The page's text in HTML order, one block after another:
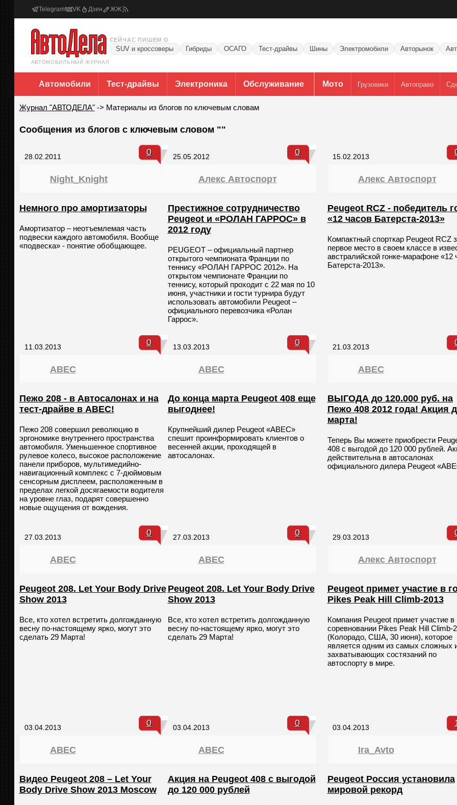
Telegram VK Дзен ЖЖ
АВТОМОБИЛЬНЫЙ ЖУРНАЛ
СЕЙЧАС ПИШЕМ О
SUV и кроссоверы Гибриды ОСАГО Тест-драйвы Шины Электромобили Авторынок
Автомобили Тест-драйвы Электроника Обслуживание Мото Грузовики Автоправо
Журнал "АВТОДЕЛА"-> Материалы из блогов по ключевым словам
Сообщения из блогов с ключевым словом ""
28.02.2011 0
Night_Knight
Немного про амортизаторы
Амортизатор – неотъемлемая часть
подвески каждого автомобиля. Вообще
«подвеска» - понятие обобщающее.
25.05.2012 0
Алекс Автоспорт
Престижное сотрудничество
Peugeot и «РОЛАН ГАРРОС» в
2012 году
PEUGEOT – официальный партнер
открытого чемпионата Франции по
теннису «РОЛАН ГАРРОС 2012». На
открытом чемпионате Франции по
теннису, который проходит с 22 мая по 10
июня, участники и гости турнира будут
использовать автомобили Peugeot –
официального перевозчика «Ролан
Гаррос».
15.02.2013
Алекс Автоспорт
Peugeot RCZ - победитель
«12 часов Батерста-2013»
Компактный спорткар Peugeot RCZ
первое место в своем классе в
австралийской гонке-марафоне «12
Батерста-2013».
11.03.2013 0
ABEC
Пежо 208 - в Автосалонах и на
тест-драйве в АВЕС!
Пежо 208 совершил революцию в
эргономике внутреннего пространства
автомобиля. Уменьшенное спортивное
рулевое колесо, высокое расположение
панели приборов, мультимедийно-
навигационный комплекс с 7-дюймовым
сенсорным дисплеем, расположенным в
пределах легкой досягаемости водителя
на уровне глаз, подарят совершенно
новые ощущения от вождения.
13.03.2013 0
ABEC
До конца марта Peugeot 408 еще
выгоднее!
Крупнейший дилер Peugeot «АВЕС»
спешит проинформировать клиентов о
весенней акции, проходящей в
автосалонах.
21.03.2013
ABEC
ВЫГОДА до 120.000 руб. на
Пежо 408 2012 года! Акция
марта!
Теперь Вы можете приобрести
408 c выгодой до 120 000 рублей.
действительна в автосалонах
официального дилера Peugeot
27.03.2013 0
ABEC
Peugeot 208. Let Your Body Drive
Show 2013
Все, кто хотел встретить долгожданную
весну по-настоящему ярко, могут это
сделать 29 Марта!
27.03.2013 0
ABEC
Peugeot 208. Let Your Body Drive
Show 2013
Все, кто хотел встретить долгожданную
весну по-настоящему ярко, могут это
сделать 29 Марта!
29.03.2013
Алекс Автоспорт
Peugeot примет участие в
Pikes Peak Hill Climb-2013
Компания Peugeot примет участие в
соревновании Pikes Peak Hill Climb-
(Колорадо, США, 30 июня), которое
является одним из самых сложных
захватывающих состязаний по
автоспорту в мире.
03.04.2013 0
ABEC
Видео Peugeot 208 – Let Your
Body Drive Show 2013 Moscow
03.04.2013 0
ABEC
Акция на Peugeot 408 с выгодой
до 120 000 рублей
03.04.2013
Ira_Avto
Peugeot Россия установила
мировой рекорд